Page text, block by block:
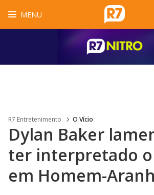
MENU
R7 Entretenimento O Vício
Dylan Baker
ter interpretado
em Homem-